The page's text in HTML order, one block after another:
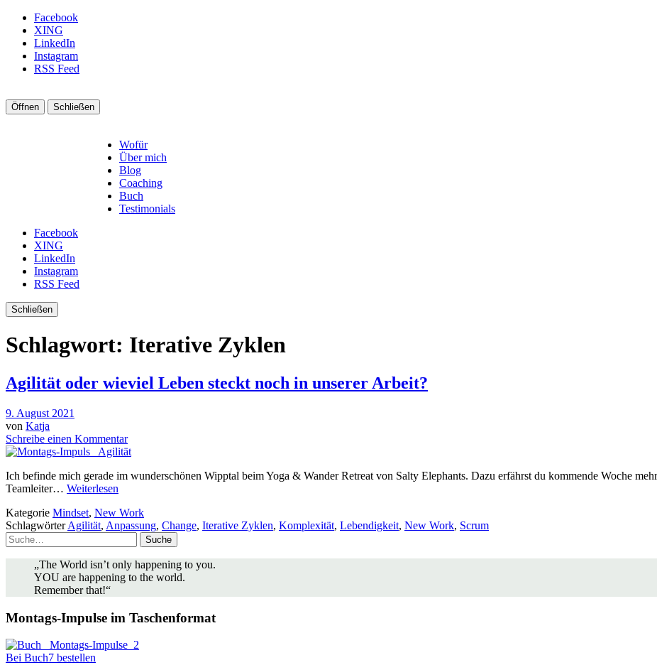
Facebook
XING
LinkedIn
Instagram
RSS Feed
Öffnen Schließen
Wofür
Über mich
Blog
Coaching
Buch
Testimonials
Facebook
XING
LinkedIn
Instagram
RSS Feed
Schließen
Schlagwort: Iterative Zyklen
Agilität oder wieviel Leben steckt noch in unserer Arbeit?
9. August 2021
von Katja
Schreibe einen Kommentar
Ich befinde mich gerade im wunderschönen Wipptal beim Yoga & Wander Retreat von Salty Elephants. Dazu erfährst du kommende Woche
Teamleiter… Weiterlesen
Kategorie Mindset, New Work
SchlagwörterAgilität, Anpassung, Change, Iterative Zyklen, Komplexität, Lebendigkeit, New Work, Scrum
Suche
„The World isn’t only happening to you.
YOU are happening to the world.
Remember that!“
Montags-Impulse im Taschenformat
Bei Buch7 bestellen